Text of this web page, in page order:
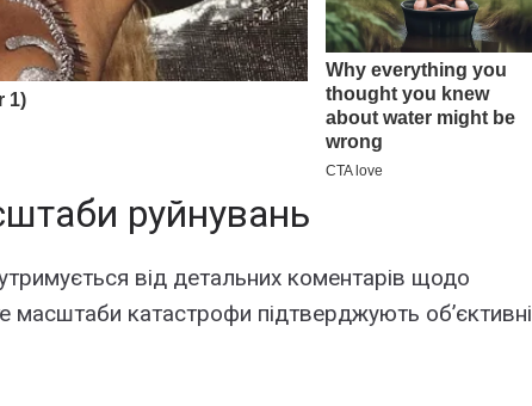
руйнувань
від детальних коментарів щодо
масштаби катастрофи підтверджують об’єктивні